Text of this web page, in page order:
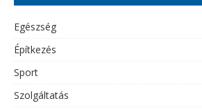
Egészség
Építkezés
Sport
Szolgáltatás